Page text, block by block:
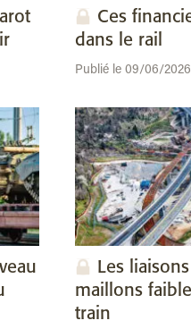
Ces
dans le rail
Publié le 09/06/
Les
maillons
train